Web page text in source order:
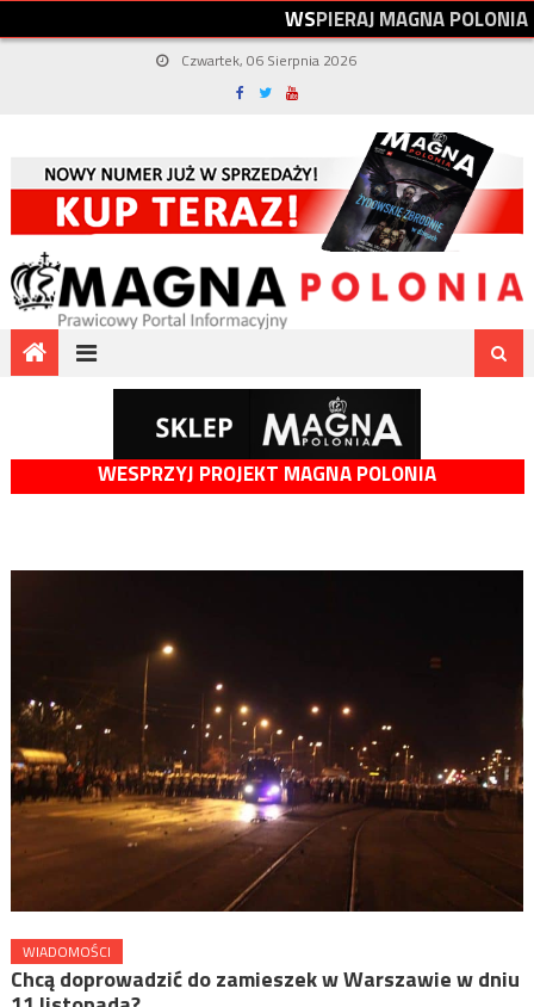
WSPIERAJMAGNAPOLONIA
Czwartek, 06 Sierpnia 2026
WESPRZYJ PROJEKT MAGNA POLONIA
WIADOMOŚCI
Chcą doprowadzić do zamieszek w Warszawie w dniu